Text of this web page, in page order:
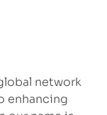
network
enhancing